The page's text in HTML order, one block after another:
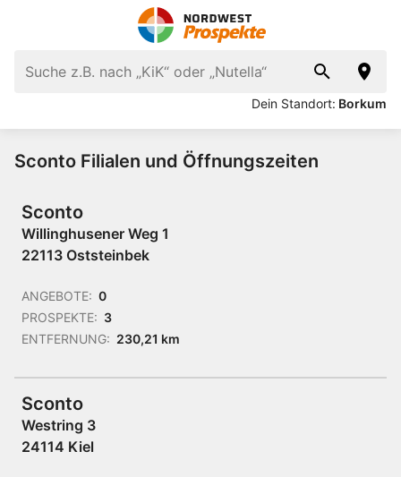
Dein Standort: Borkum
Sconto Filialen und Öffnungszeiten
Sconto
Willinghusener Weg 1
22113 Oststeinbek
ANGEBOTE: 0
PROSPEKTE: 3
ENTFERNUNG: 230,21 km
Sconto
Westring 3
24114 Kiel